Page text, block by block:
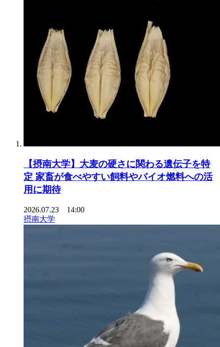
【摂南大学】大麦の硬さに関わる遺伝子を特
定 家畜が食べやすい飼料やバイオ燃料への活
用に期待
2026.07.23 14:00
摂南大学